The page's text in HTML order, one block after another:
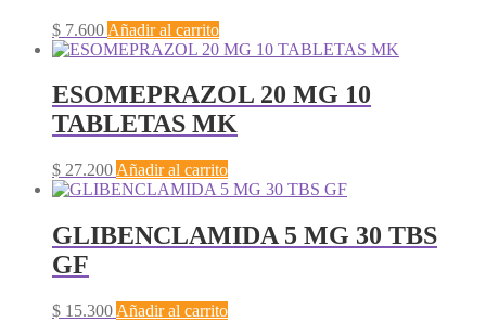
$ 7.600 Añadir al carrito
ESOMEPRAZOL 20 MG 10
TABLETAS MK
$ 27.200 Añadir al carrito
GLIBENCLAMIDA 5 MG 30 TBS
GF
$ 15.300 Añadir al carrito